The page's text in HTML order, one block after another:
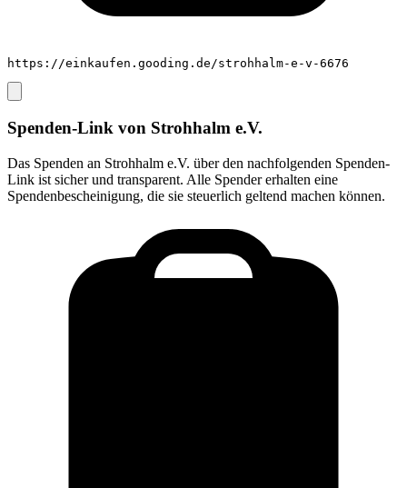
https://einkaufen.gooding.de/strohhalm-e-v-6676
Spenden-Link von Strohhalm e.V.
Das Spenden an Strohhalm e.V. über den nachfolgenden Spenden-
Link ist sicher und transparent. Alle Spender erhalten eine
Spendenbescheinigung, die sie steuerlich geltend machen können.